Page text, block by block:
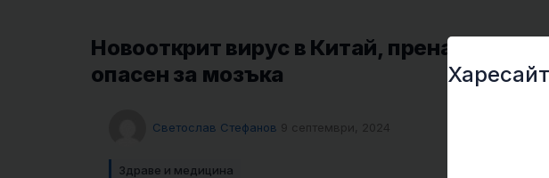
Новооткрит вирус в Китай, пренасян от
опасен за мозъка
Светослав Стефанов 9 септември, 2024
Здраве и медицина